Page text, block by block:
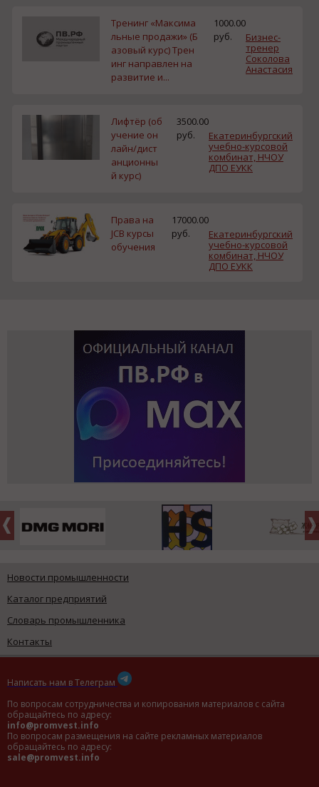
Тренинг «Максима
льные продажи» (Б
азовый курс) Трен
инг направлен на
развитие и...
1000.00
руб.
Бизнес-
тренер
Соколова
Анастасия
Лифтёр (об
учение он
лайн/дист
анционны
й курс)
3500.00
руб.
Екатеринбургский
учебно-курсовой
комбинат, НЧОУ
ДПО ЕУКК
Права на
JCB курсы
обучения
17000.00
руб.
Екатеринбургский
учебно-курсовой
комбинат, НЧОУ
ДПО ЕУКК
Новости промышленности
Каталог предприятий
Словарь промышленника
Контакты
Написать нам в Телеграм
По вопросам сотрудничества и копирования материалов с сайта
обращайтесь по адресу:
info@promvest.info
По вопросам размещения на сайте рекламных материалов
обращайтесь по адресу:
sale@promvest.info